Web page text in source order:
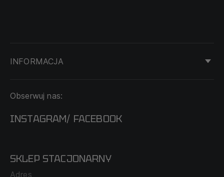
INFORMACJA
DOSTAWA I PŁATNOŚĆ
O NAS
MAPA SERWISU
Obserwuj nas:
INSTAGRAM/ FACEBOOK
SKLEP STACJONARNY
Adres